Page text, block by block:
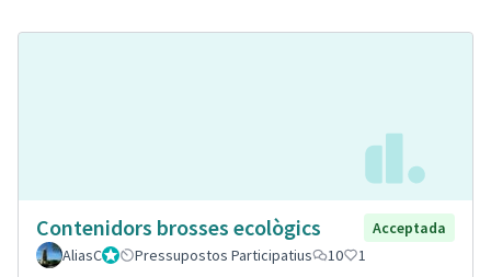
Contenidors brosses ecològics
Acceptada
AliasCGestorPressupostos Participatius 10 1